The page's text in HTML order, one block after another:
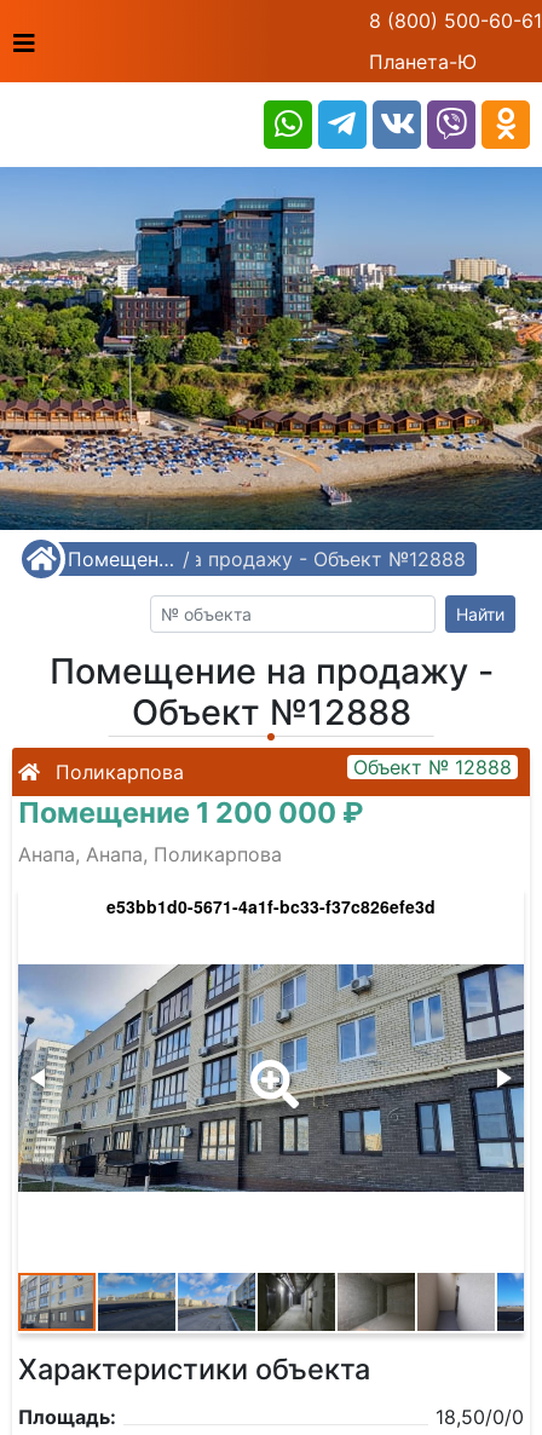
8 (800) 500-60-61
Планета-Ю
/ Помещения /
Помещение на продажу - Объект №12888
Найти
Помещение на продажу -
Объект №12888
Поликарпова Объект № 12888
Помещение 1 200 000 ₽
Анапа, Анапа, Поликарпова
e53bb1d0-5671-4a1f-bc33-f37c826efe3d
Характеристики объекта
Площадь:
18,50/0/0